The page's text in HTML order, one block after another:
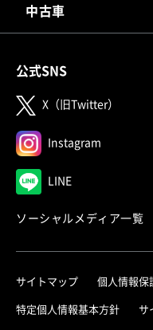
中古車
公式SNS
X（旧Twitter） （別
Instagram （別ウィ
LINE（別ウィンドウ
ソーシャルメディア一覧
サイトマップ 個人情報保
特定個人情報基本方針 サ